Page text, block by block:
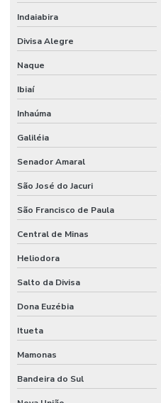
Indaiabira
Divisa Alegre
Naque
Ibiaí
Inhaúma
Galiléia
Senador Amaral
São José do Jacuri
São Francisco de Paula
Central de Minas
Heliodora
Salto da Divisa
Dona Euzébia
Itueta
Mamonas
Bandeira do Sul